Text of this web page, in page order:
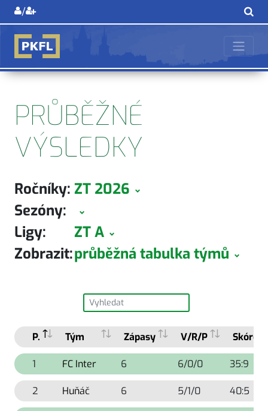
/
PRŮBĚŽNÉ
VÝSLEDKY
ZT 2026
Ročníky:
Sezóny:
ZT A
Ligy:
průběžná tabulka týmů
Zobrazit:
P. Tým Zápasy V/R/P Skóre
1 FC Inter 6 6/0/0 35:9
2 Huňáč 6 5/1/0 40:5